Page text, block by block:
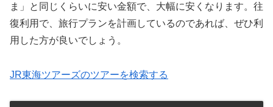
ま」と同じくらいに安い金額で、大幅に安くなります。往
復利用で、旅行プランを計画しているのであれば、ぜひ利
用した方が良いでしょう。
JR東海ツアーズのツアーを検索する